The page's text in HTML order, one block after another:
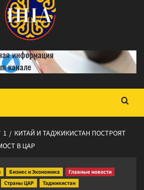
1
КИТАЙ И ТАДЖИКИСТАН ПОСТРОЯТ
В ЦАР
Бизнес и Экономика
Главные новости
Страны ЦАР
Таджикистан